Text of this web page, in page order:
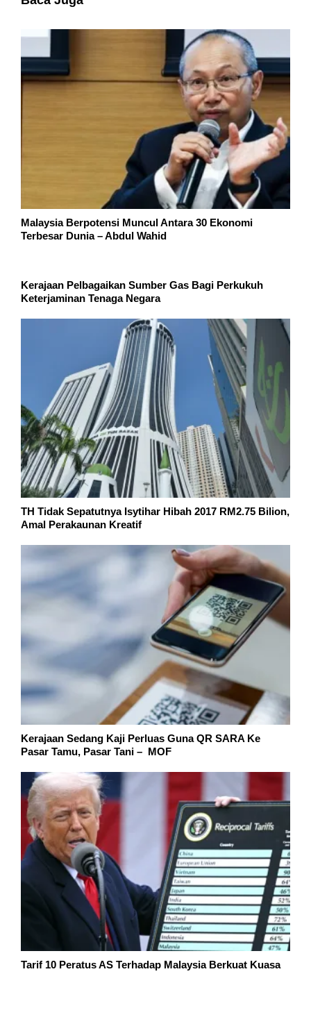
Malaysia Berpotensi Muncul Antara 30 Ekonomi
Terbesar Dunia – Abdul Wahid
Kerajaan Pelbagaikan Sumber Gas Bagi Perkukuh
Keterjaminan Tenaga Negara
TH Tidak Sepatutnya Isytihar Hibah 2017 RM2.75 Bilion,
Amal Perakaunan Kreatif
Kerajaan Sedang Kaji Perluas Guna QR SARA Ke
Pasar Tamu, Pasar Tani – MOF
Tarif 10 Peratus AS Terhadap Malaysia Berkuat Kuasa